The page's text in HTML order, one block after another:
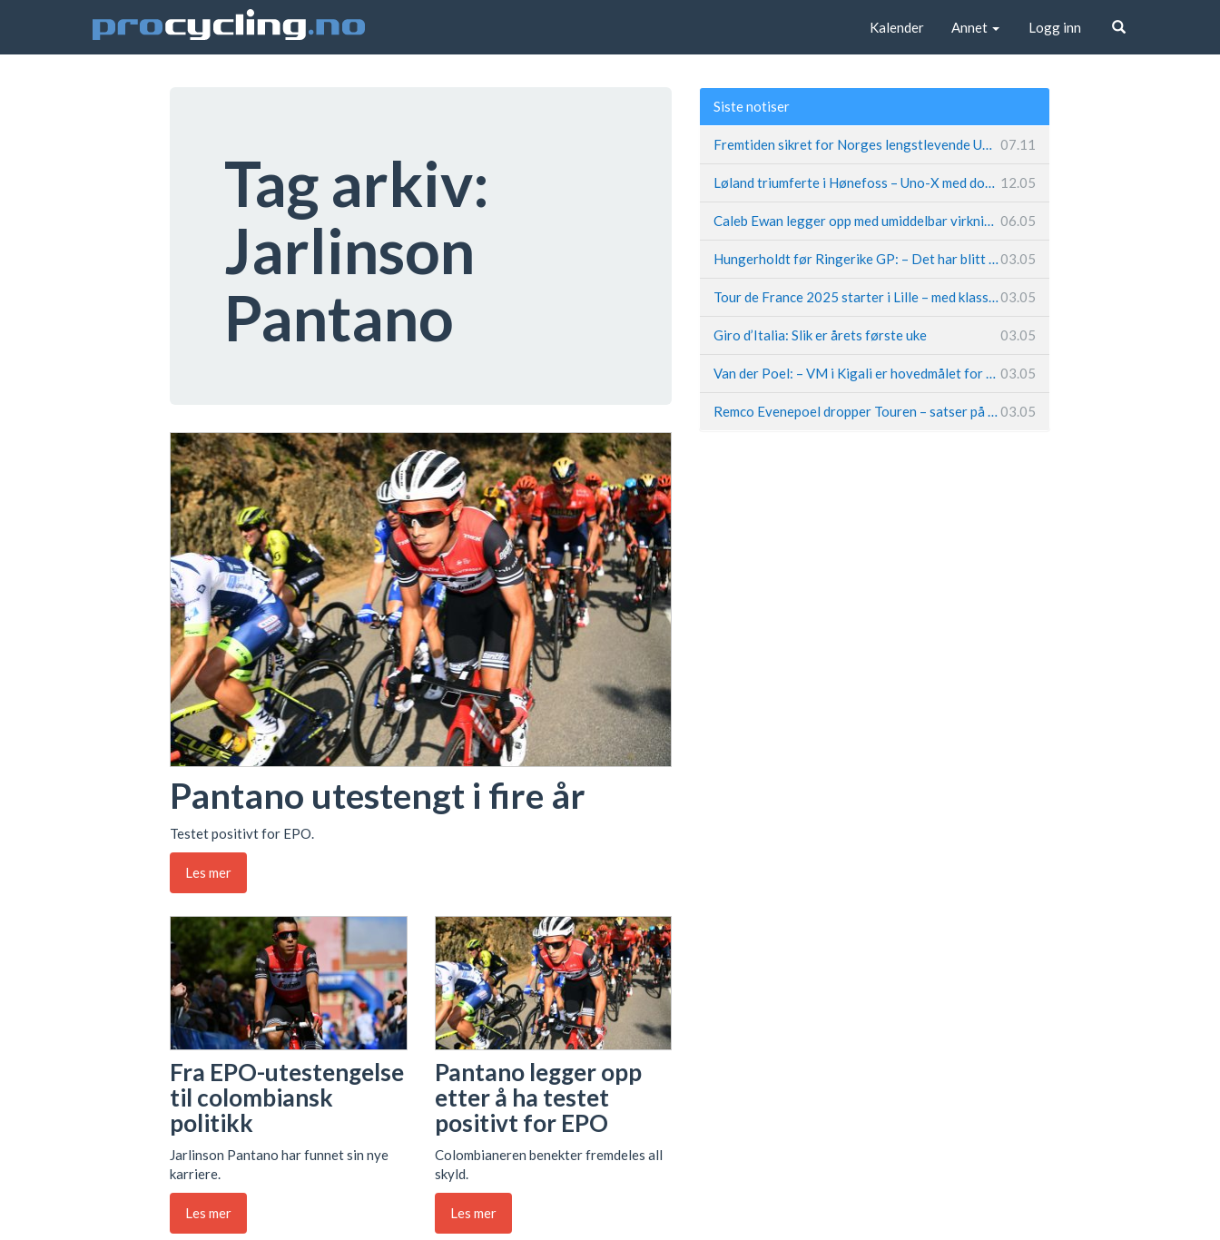
Kalender Annet Logg inn
Tag arkiv:
Jarlinson
Pantano
Pantano utestengt i fire år
Testet positivt for EPO.
Les mer
Fra EPO-utestengelse
til colombiansk
politikk
Jarlinson Pantano har funnet sin nye
karriere.
Les mer
Pantano legger opp
etter å ha testet
positivt for EPO
Colombianeren benekter fremdeles all
skyld.
Les mer
Siste notiser
Fremtiden sikret for Norges lengstlevende UCI-lag – Kristoff trer inn i sentral rolle 07.11
Løland triumferte i Hønefoss – Uno-X med dobbeltslag på hjemmebane 12.05
Caleb Ewan legger opp med umiddelbar virkning 06.05
Hungerholdt før Ringerike GP: – Det har blitt en livsstil03.05
Tour de France 2025 starter i Lille – med klassikerpreg03.05
Giro d’Italia: Slik er årets første uke 03.05
Van der Poel: – VM i Kigali er hovedmålet for 2025 03.05
Remco Evenepoel dropper Touren – satser på OL og Vueltaen 03.05